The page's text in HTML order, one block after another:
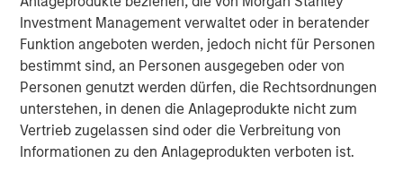
Investment Management verwaltet oder in beratender
Funktion angeboten werden, jedoch nicht für Personen
bestimmt sind, an Personen ausgegeben oder von
Personen genutzt werden dürfen, die Rechtsordnungen
unterstehen, in denen die Anlageprodukte nicht zum
Vertrieb zugelassen sind oder die Verbreitung von
Informationen zu den Anlageprodukten verboten ist.
that creates a drag on return on invested capital, as
well as a resource that provides flexibility to make
future investments that create value.
We start by sharing empirical data on the cash
holdings of public companies in the U.S. since 1970,
which reveals a steady rise since 1990 driven by a
change in mix toward sectors that invest more